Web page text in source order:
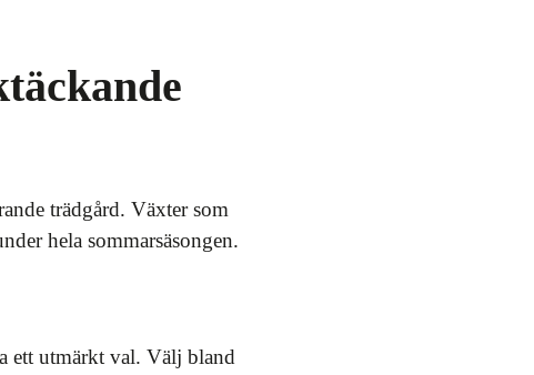
trädgård. Växter som
hela sommarsäsongen.
ett utmärkt val. Välj bland